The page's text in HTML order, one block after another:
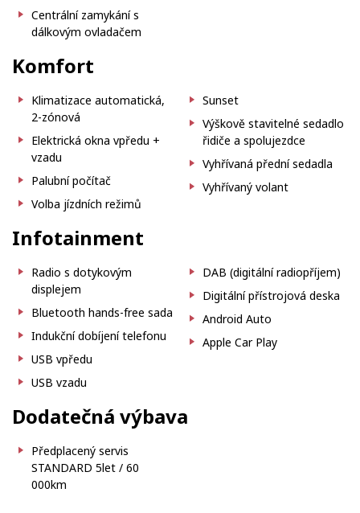
Centrální zamykání s
dálkovým ovladačem
Komfort
Klimatizace automatická,
2-zónová
Elektrická okna vpředu +
vzadu
Palubní počítač
Volba jízdních režimů
Sunset
Výškově stavitelné sedadlo
řidiče a spolujezdce
Vyhřívaná přední sedadla
Vyhřívaný volant
Infotainment
Radio s dotykovým
displejem
Bluetooth hands-free sada
Indukční dobíjení telefonu
USB vpředu
USB vzadu
DAB (digitální radiopříjem)
Digitální přístrojová deska
Android Auto
Apple Car Play
Dodatečná výbava
Předplacený servis
STANDARD 5let / 60
000km